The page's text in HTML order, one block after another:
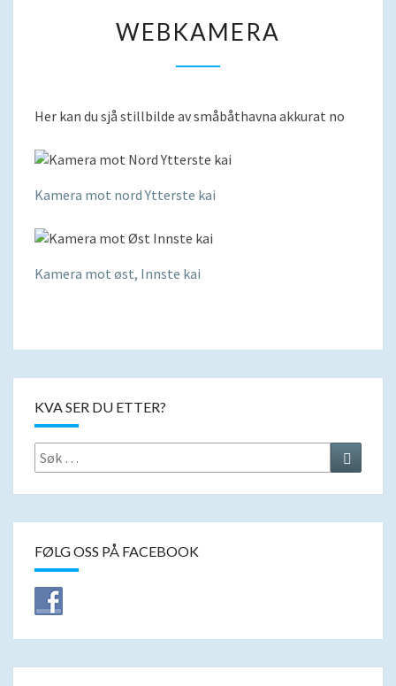
WEBKAMERA
Her kan du sjå stillbilde av småbåthavna akkurat no
Kamera mot nord Ytterste kai
Kamera mot øst, Innste kai
KVA SER DU ETTER?
Search
for:
Search
FØLG OSS PÅ FACEBOOK